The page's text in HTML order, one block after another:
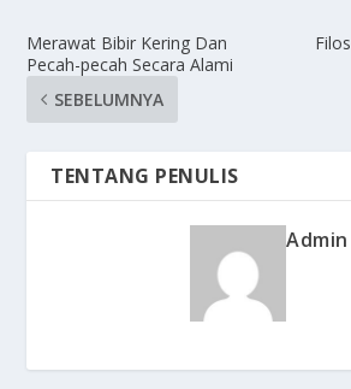
Merawat Bibir Kering Dan
Pecah-pecah Secara Alami
SEBELUMNYA
TENTANG PENULIS
Admin